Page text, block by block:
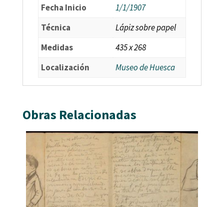
Fecha Inicio
1/1/1907
Técnica
Lápiz sobre papel
Medidas
435 x 268
Localización
Museo de Huesca
Obras Relacionadas